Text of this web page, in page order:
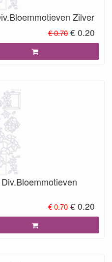
Zilver
€ 0.70 € 0.20
€ 0.70 € 0.20